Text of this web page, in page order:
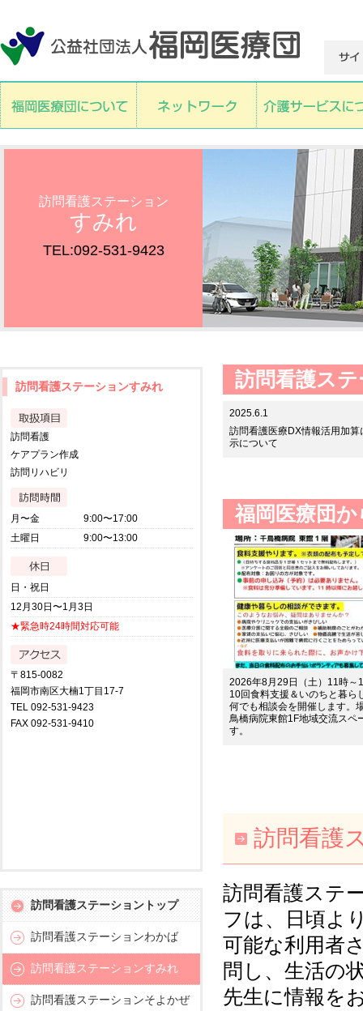
訪問看護ステーション
すみれ
TEL:092-531-9423
訪問看護ス
2025.6.1
訪問看護医療DX情報活用加算
示について
福岡医療団
2026年8月29日（土）11時～
10回食料支援＆いのちと暮ら
何でも相談会を開催します。
鳥橋病院東館1F地域交流スペ
す。
訪問看護
訪問看護ステ
フは、日頃よ
可能な利用者
問し、生活の
先生に情報を
訪問看護ステーションすみれ
訪問看護
ケアプラン作成
訪問リハビリ
月〜金
9:00〜17:00
土曜日
9:00〜13:00
日・祝日
12月30日〜1月3日
★緊急時24時間対応可能
〒815-0082
福岡市南区大楠1丁目17-7
TEL 092-531-9423
FAX 092-531-9410
訪問看護ステーショントップ
訪問看護ステーションわかば
訪問看護ステーションすみれ
訪問看護ステーションそよかぜ